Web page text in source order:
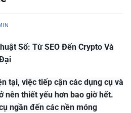
Số: Từ SEO Đến Crypto Và
tại, việc tiếp cận các dụng cụ và
nên thiết yếu hơn bao giờ hết.
ngần đến các nền móng